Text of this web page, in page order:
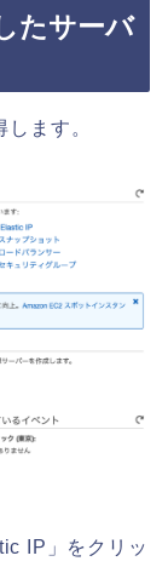
たサーバ
ます。
IP」をクリッ